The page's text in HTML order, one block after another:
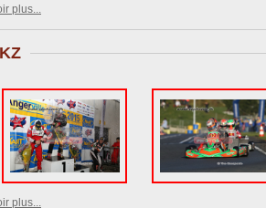
plus...
KZ
plus...